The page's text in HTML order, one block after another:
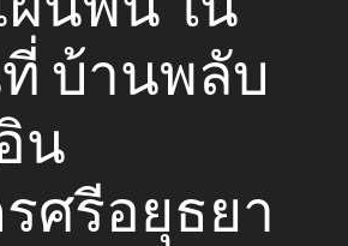
บ้านพลับ
น
ศรีอยุธยา